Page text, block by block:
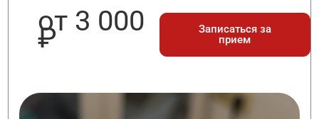
от 3 000
₽
Записаться за
прием